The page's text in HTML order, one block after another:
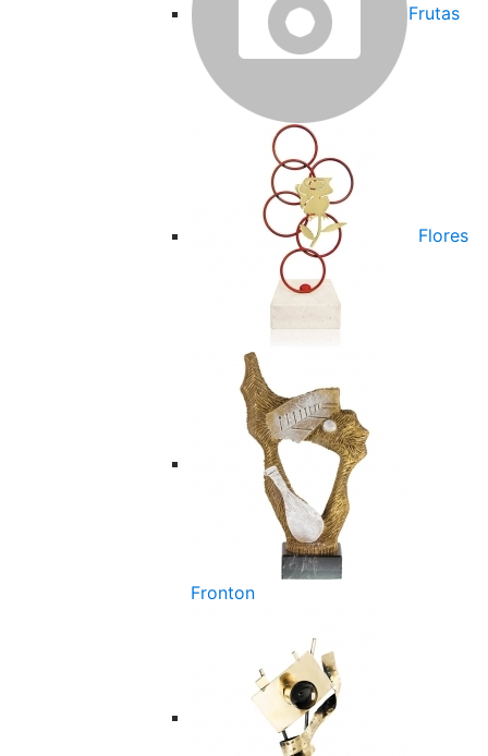
Frutas
Flores
Fronton